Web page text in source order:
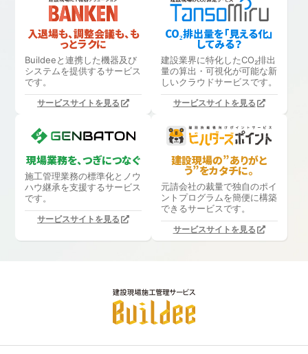
入退場も、調整会議も、も
っとラクに
Buildeeと連携した機器及び
システムを提供するサービス
です。
サービスサイトを見る
CO₂排出量を「見える化」
してみる？
建設業界に特化したCO₂排出
量の算出・可視化が可能な新
しいクラウドサービスです。
サービスサイトを見る
現場業務を、つぎにつなぐ
施工管理業務の標準化と ノウ
ハウ継承を支援するサービス
です。
サービスサイトを見る
建設現場の”ありがと
う”をカタチに。
元請会社の裁量で独自のポイ
ントプログラムを簡便に構築
できるサービスです。
サービスサイトを見る